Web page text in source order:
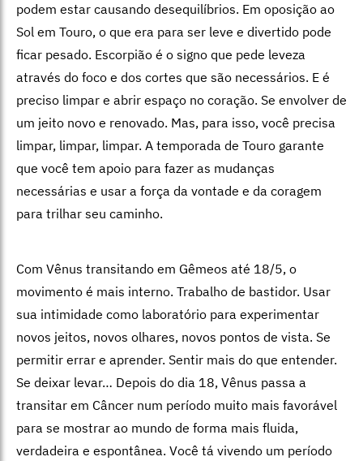
podem estar causando desequilíbrios. Em oposição ao
Sol em Touro, o que era para ser leve e divertido pode
ficar pesado. Escorpião é o signo que pede leveza
através do foco e dos cortes que são necessários. E é
preciso limpar e abrir espaço no coração. Se envolver de
um jeito novo e renovado. Mas, para isso, você precisa
limpar, limpar, limpar. A temporada de Touro garante
que você tem apoio para fazer as mudanças
necessárias e usar a força da vontade e da coragem
para trilhar seu caminho.
Com Vênus transitando em Gêmeos até 18/5, o
movimento é mais interno. Trabalho de bastidor. Usar
sua intimidade como laboratório para experimentar
novos jeitos, novos olhares, novos pontos de vista. Se
permitir errar e aprender. Sentir mais do que entender.
Se deixar levar… Depois do dia 18, Vênus passa a
transitar em Câncer num período muito mais favorável
para se mostrar ao mundo de forma mais fluida,
verdadeira e espontânea. Você tá vivendo um período